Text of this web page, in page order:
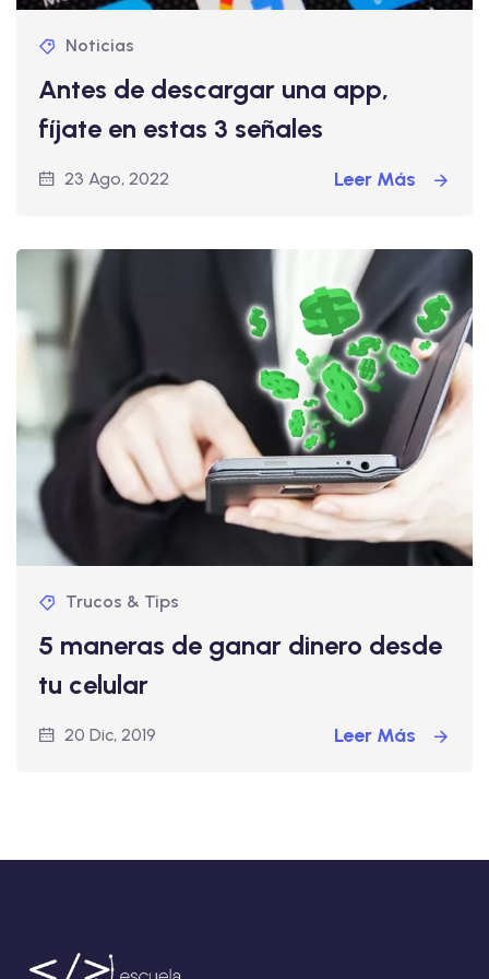
Noticias
Antes de descargar una app,
fíjate en estas 3 señales
23 Ago, 2022 Leer Más
Trucos & Tips
5 maneras de ganar dinero desde
tu celular
20 Dic, 2019 Leer Más